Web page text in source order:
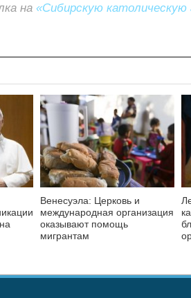
на «Сибирскую
Венесуэла: Церковь и
международная организация
оказывают помощь
мигрантам